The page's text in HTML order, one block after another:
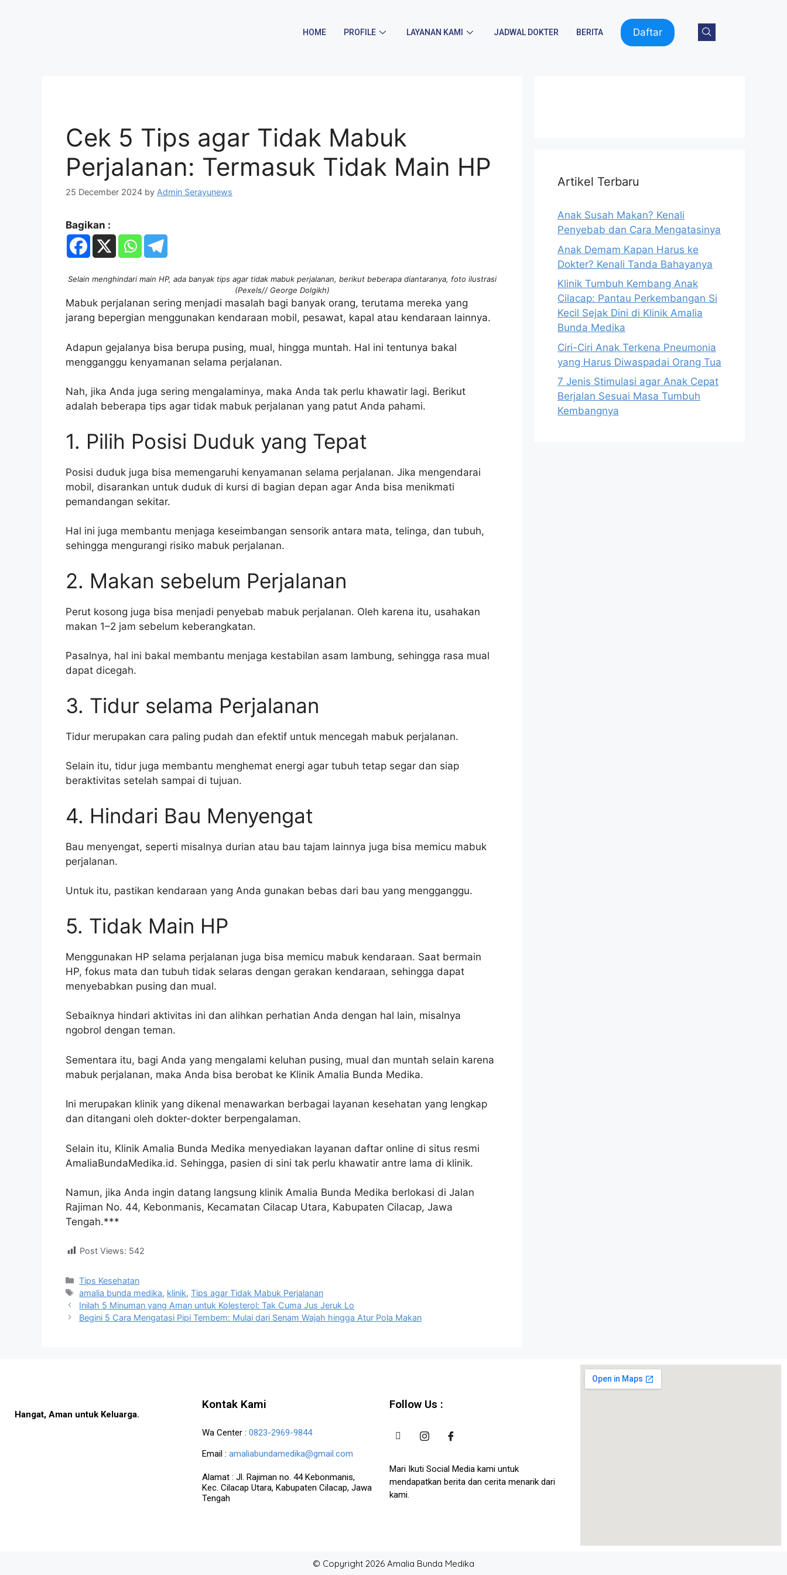
HOME PROFILE LAYANAN KAMI JADWAL DOKTER BERITA Daftar
Cek 5 Tips agar Tidak Mabuk
Perjalanan: Termasuk Tidak Main HP
25 December 2024 by Admin Serayunews
Bagikan :
Selain menghindari main HP, ada banyak tips agar tidak mabuk perjalanan, berikut beberapa diantaranya, foto ilustrasi
(Pexels// George Dolgikh)
Mabuk perjalanan sering menjadi masalah bagi banyak orang, terutama mereka yang
jarang bepergian menggunakan kendaraan mobil, pesawat, kapal atau kendaraan lainnya.
Adapun gejalanya bisa berupa pusing, mual, hingga muntah. Hal ini tentunya bakal
mengganggu kenyamanan selama perjalanan.
Nah, jika Anda juga sering mengalaminya, maka Anda tak perlu khawatir lagi. Berikut
adalah beberapa tips agar tidak mabuk perjalanan yang patut Anda pahami.
1. Pilih Posisi Duduk yang Tepat
Posisi duduk juga bisa memengaruhi kenyamanan selama perjalanan. Jika mengendarai
mobil, disarankan untuk duduk di kursi di bagian depan agar Anda bisa menikmati
pemandangan sekitar.
Hal ini juga membantu menjaga keseimbangan sensorik antara mata, telinga, dan tubuh,
sehingga mengurangi risiko mabuk perjalanan.
2. Makan sebelum Perjalanan
Perut kosong juga bisa menjadi penyebab mabuk perjalanan. Oleh karena itu, usahakan
makan 1–2 jam sebelum keberangkatan.
Pasalnya, hal ini bakal membantu menjaga kestabilan asam lambung, sehingga rasa mual
dapat dicegah.
3. Tidur selama Perjalanan
Tidur merupakan cara paling pudah dan efektif untuk mencegah mabuk perjalanan.
Selain itu, tidur juga membantu menghemat energi agar tubuh tetap segar dan siap
beraktivitas setelah sampai di tujuan.
4. Hindari Bau Menyengat
Bau menyengat, seperti misalnya durian atau bau tajam lainnya juga bisa memicu mabuk
perjalanan.
Untuk itu, pastikan kendaraan yang Anda gunakan bebas dari bau yang mengganggu.
5. Tidak Main HP
Menggunakan HP selama perjalanan juga bisa memicu mabuk kendaraan. Saat bermain
HP, fokus mata dan tubuh tidak selaras dengan gerakan kendaraan, sehingga dapat
menyebabkan pusing dan mual.
Sebaiknya hindari aktivitas ini dan alihkan perhatian Anda dengan hal lain, misalnya
ngobrol dengan teman.
Sementara itu, bagi Anda yang mengalami keluhan pusing, mual dan muntah selain karena
mabuk perjalanan, maka Anda bisa berobat ke Klinik Amalia Bunda Medika.
Ini merupakan klinik yang dikenal menawarkan berbagai layanan kesehatan yang lengkap
dan ditangani oleh dokter-dokter berpengalaman.
Selain itu, Klinik Amalia Bunda Medika menyediakan layanan daftar online di situs resmi
AmaliaBundaMedika.id. Sehingga, pasien di sini tak perlu khawatir antre lama di klinik.
Namun, jika Anda ingin datang langsung klinik Amalia Bunda Medika berlokasi di Jalan
Rajiman No. 44, Kebonmanis, Kecamatan Cilacap Utara, Kabupaten Cilacap, Jawa
Tengah.***
Post Views: 542
Tips Kesehatan
amalia bunda medika, klinik,Tips agar Tidak Mabuk Perjalanan
Inilah 5 Minuman yang Aman untuk Kolesterol: Tak Cuma Jus Jeruk Lo
Begini 5 Cara Mengatasi Pipi Tembem: Mulai dari Senam Wajah hingga Atur Pola Makan
Artikel Terbaru
Anak Susah Makan? Kenali
Penyebab dan Cara Mengatasinya
Anak Demam Kapan Harus ke
Dokter? Kenali Tanda Bahayanya
Klinik Tumbuh Kembang Anak
Cilacap: Pantau Perkembangan Si
Kecil Sejak Dini di Klinik Amalia
Bunda Medika
Ciri-Ciri Anak Terkena Pneumonia
yang Harus Diwaspadai Orang Tua
7 Jenis Stimulasi agar Anak Cepat
Berjalan Sesuai Masa Tumbuh
Kembangnya
Hangat, Aman untuk Keluarga.
Kontak Kami
Wa Center :0823-2969-9844
Email :amaliabundamedika@gmail.com
Alamat :Jl. Rajiman no. 44 Kebonmanis,
Kec. Cilacap Utara, Kabupaten Cilacap, Jawa
Tengah
Follow Us :
Mari Ikuti Social Media kami untuk
mendapatkan berita dan cerita menarik dari
kami.
© Copyright 2026 Amalia Bunda Medika